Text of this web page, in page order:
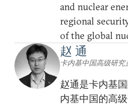
and nuclear
regional
of the global
赵 通
卡内基中国高级研究
赵通是卡内基
内基中国的高级